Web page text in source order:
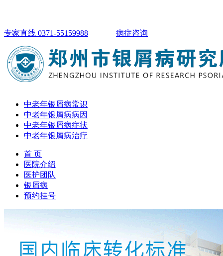
专家直线 0371-55159988 病症咨询
中老年银屑病常识
中老年银屑病病因
中老年银屑病症状
中老年银屑病治疗
首 页
医院介绍
医护团队
银屑病
预约挂号